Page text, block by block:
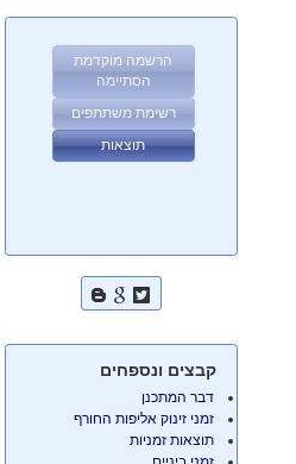
הרשמה מוקדמת
הסתיימה
רשימת משתתפים
תוצאות
קבצים ונספחים
דבר המתכנן
זמני זינוק אליפות החורף
תוצאות זמניות